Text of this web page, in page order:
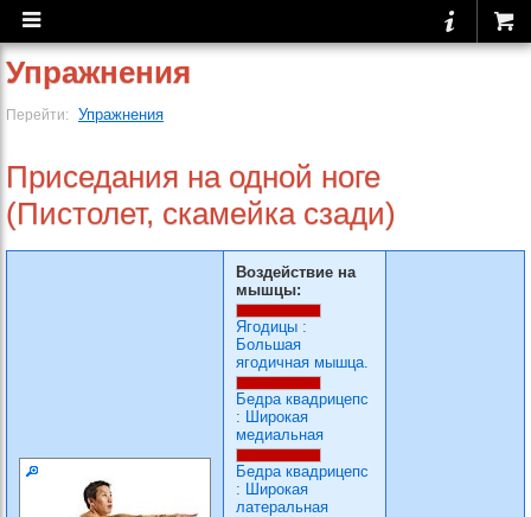
Упражнения
Перейти: Упражнения
Приседания на одной ноге
(Пистолет, скамейка сзади)
Воздействие на
мышцы:
Ягодицы :
Большая
ягодичная мышца.
Бедра квадрицепс
: Широкая
медиальная
Бедра квадрицепс
: Широкая
латеральная